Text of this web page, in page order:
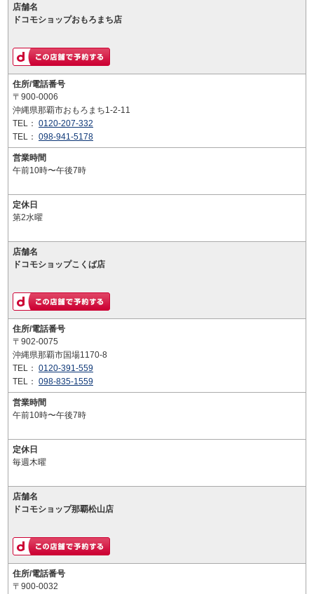
店舗名
ドコモショップおもろまち店
住所/電話番号
〒900-0006
沖縄県那覇市おもろまち1-2-11
TEL： 0120-207-332
TEL： 098-941-5178
営業時間
午前10時〜午後7時
定休日
第2水曜
店舗名
ドコモショップこくば店
住所/電話番号
〒902-0075
沖縄県那覇市国場1170-8
TEL： 0120-391-559
TEL： 098-835-1559
営業時間
午前10時〜午後7時
定休日
毎週木曜
店舗名
ドコモショップ那覇松山店
住所/電話番号
〒900-0032